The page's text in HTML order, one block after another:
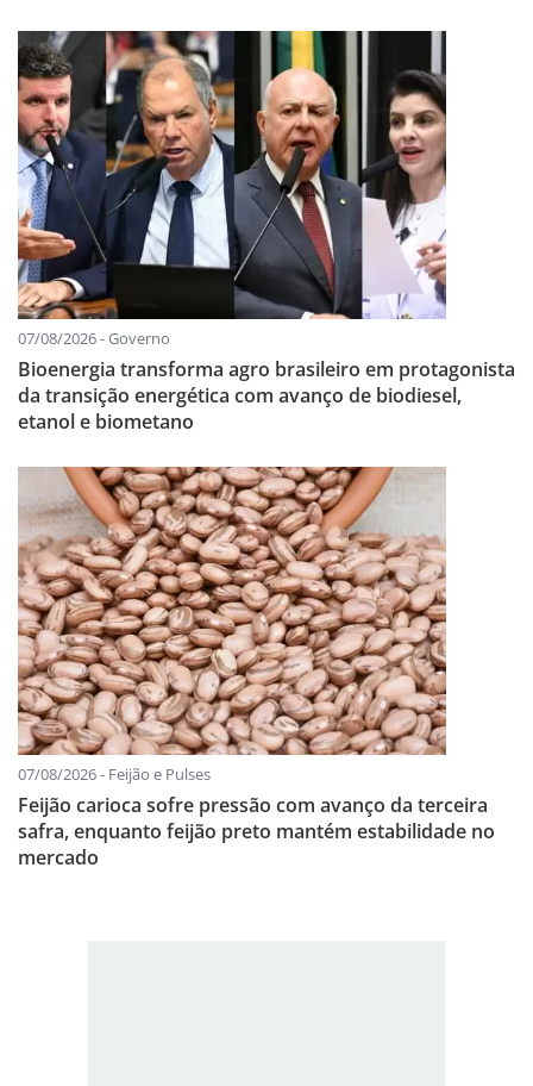
07/08/2026 - Governo
Bioenergia transforma agro brasileiro em protagonista
da transição energética com avanço de biodiesel,
etanol e biometano
07/08/2026 - Feijão e Pulses
Feijão carioca sofre pressão com avanço da terceira
safra, enquanto feijão preto mantém estabilidade no
mercado